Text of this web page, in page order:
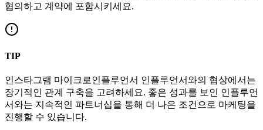
협의하고 계약에 포함시키세요.
TIP
인스타그램 마이크로인플루언서 인플루언서와의 협상에서는
장기적인 관계 구축을 고려하세요. 좋은 성과를 보인 인플루언
서와는 지속적인 파트너십을 통해 더 나은 조건으로 마케팅을
진행할 수 있습니다.